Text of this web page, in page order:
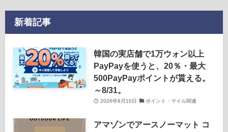
新着記事
韓国の実店舗で1万ウォン以上
PayPayを使うと、20％・最大
500PayPayポイントが貰える。
～8/31。
2026年8月10日 ポイント・マイル関連
アマゾンでアースノーマット コ